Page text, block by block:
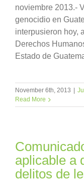
noviembre 2013.-
genocidio en
interpusieron hoy,
Derechos
Estado de
November 6th, 2013 |
Read More
aplicable a
delitos de